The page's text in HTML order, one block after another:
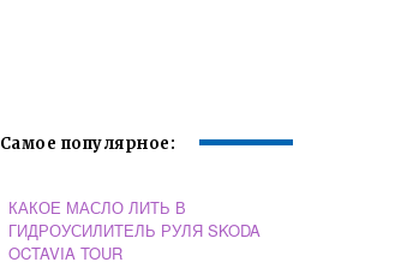
Самое популярное:
КАКОЕ МАСЛО ЛИТЬ В
ГИДРОУСИЛИТЕЛЬ РУЛЯ SKODA
OCTAVIA TOUR